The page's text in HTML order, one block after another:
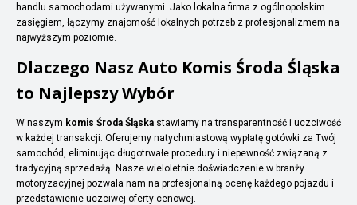
handlu samochodami używanymi. Jako lokalna firma z ogólnopolskim
zasięgiem, łączymy znajomość lokalnych potrzeb z profesjonalizmem na
najwyższym poziomie.
Dlaczego Nasz Auto Komis Środa Śląska
to Najlepszy Wybór
W naszym komis Środa Śląska stawiamy na transparentność i uczciwość
w każdej transakcji. Oferujemy natychmiastową wypłatę gotówki za Twój
samochód, eliminując długotrwałe procedury i niepewność związaną z
tradycyjną sprzedażą. Nasze wieloletnie doświadczenie w branży
motoryzacyjnej pozwala nam na profesjonalną ocenę każdego pojazdu i
przedstawienie uczciwej oferty cenowej.